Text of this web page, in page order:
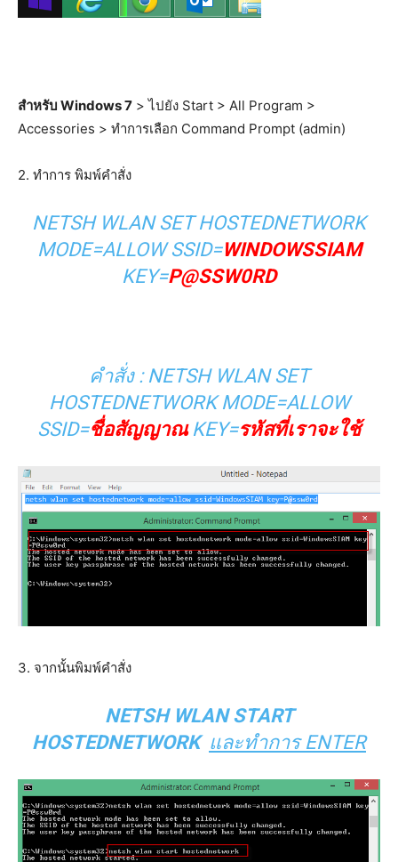
สำหรับ Windows 7 > ไปยัง Start > All Program >
Accessories > ทำการเลือก Command Prompt (admin)
2. ทำการ พิมพ์คำสั่ง
NETSH WLAN SET HOSTEDNETWORK
MODE=ALLOW SSID=WINDOWSSIAM
KEY=P@SSW0RD
คำสั่ง : NETSH WLAN SET
HOSTEDNETWORK MODE=ALLOW
SSID=ชื่อสัญญาณKEY=รหัสที่เราจะใช้
3. จากนั้นพิมพ์คำสั่ง
NETSH WLAN START
HOSTEDNETWORK และทำการ ENTER